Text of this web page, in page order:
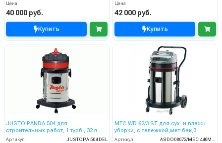
Цена
40 000 руб.
Купить
Цена
42 000 руб.
Купить
JUSTO PANDA 504 для
строительных работ, 1 турб., 32 л.
Артикул JUSTOPA 504 DEL
MEC WD 62/3 ST для сух. и влажн.
уборки, с тележкой,мет.бак,3
турб,3500Вт,62 л. полн. компл.
Артикул